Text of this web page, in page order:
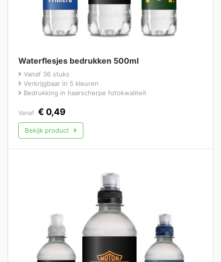
Waterflesjes bedrukken 500ml
Vanaf 36 stuks
Verkrijgbaar in 5 kleuren
Bedrukking in haarscherpe fotokwaliteit
Vanaf € 0,49
Bekijk product